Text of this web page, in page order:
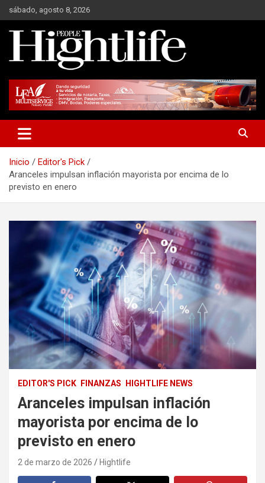
Saltar
al
contenido
sábado, agosto 8, 2026
Hight Life People
Inicio
Editor's Pick
Aranceles impulsan inflación mayorista por encima de lo
previsto en enero
EDITOR'S PICK FINANZAS HIGHTLIFE NEWS
Aranceles impulsan inflación
mayorista por encima de lo
previsto en enero
2 de marzo de 2026 Hightlife